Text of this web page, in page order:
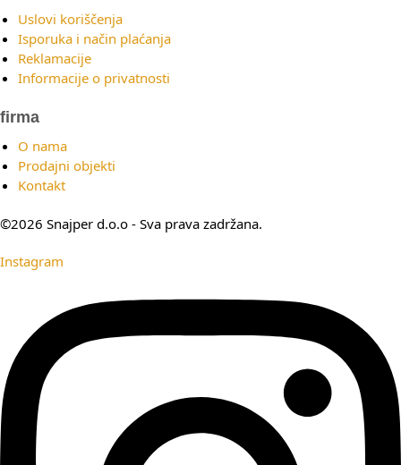
Uslovi koriščenja
Isporuka i način plaćanja
Reklamacije
Informacije o privatnosti
firma
O nama
Prodajni objekti
Kontakt
©2026 Snajper d.o.o - Sva prava zadržana.
Instagram